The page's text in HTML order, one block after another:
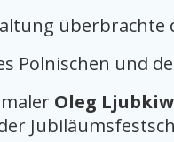
Polnischen und
Oleg